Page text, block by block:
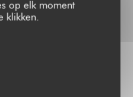
op elk moment
klikken.